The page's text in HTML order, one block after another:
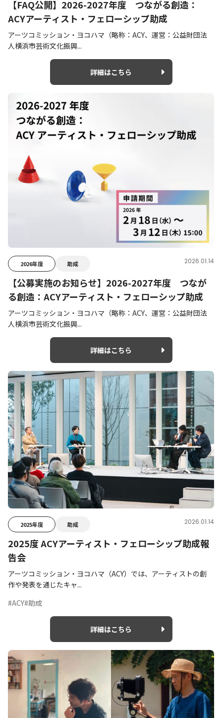
【FAQ公開】2026-2027年度 つながる創造：
ACYアーティスト・フェローシップ助成
アーツコミッション・ヨコハマ（略称：ACY、運営：公益財団法
人横浜市芸術文化振興...
詳細はこちら
2026年度 助成 2026.01.14
【公募実施のお知らせ】2026-2027年度 つなが
る創造：ACYアーティスト・フェローシップ助成
アーツコミッション・ヨコハマ（略称：ACY、運営：公益財団法
人横浜市芸術文化振興...
詳細はこちら
2025年度 助成 2026.01.14
2025度 ACYアーティスト・フェローシップ助成報
告会
アーツコミッション・ヨコハマ（ACY）では、アーティストの創
作や発表を通じたキャ...
#ACY#助成
詳細はこちら